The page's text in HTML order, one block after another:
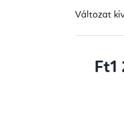
Változat
Ft1